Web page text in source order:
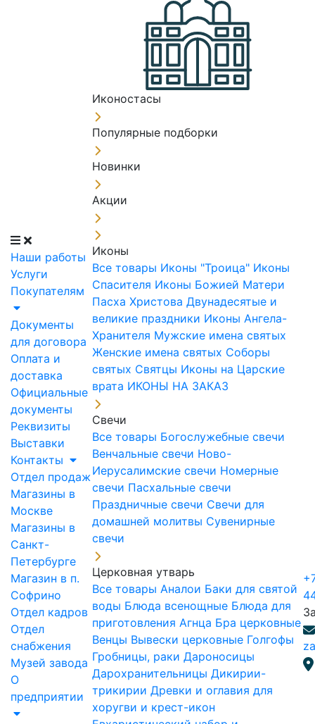
Наши работы
Услуги
Покупателям
Документы
для договора
Оплата и
доставка
Официальные
документы
Реквизиты
Выставки
Контакты
Отдел продаж
Магазины в
Москве
Магазины в
Санкт-
Петербурге
Магазин в п.
Софрино
Отдел кадров
Отдел
снабжения
Музей завода
О
предприятии
Иконостасы
Популярные подборки
Новинки
Акции
Иконы
Все товары Иконы "Троица" Иконы
Спасителя Иконы Божией Матери
Пасха Христова Двунадесятые и
великие праздники Иконы Ангела-
Хранителя Мужские имена святых
Женские имена святых Соборы
святых Святцы Иконы на Царские
врата ИКОНЫ НА ЗАКАЗ
Свечи
Все товары Богослужебные свечи
Венчальные свечи Ново-
Иерусалимские свечи Номерные
свечи Пасхальные свечи
Праздничные свечи Свечи для
домашней молитвы Сувенирные
свечи
Церковная утварь
Все товары Аналои Баки для святой
воды Блюда всенощные Блюда для
приготовления Агнца Бра церковные
Венцы Вывески церковные Голгофы
Гробницы, раки Дароносицы
Дарохранительницы Дикирии-
трикирии Древки и оглавия для
хоругви и крест-икон